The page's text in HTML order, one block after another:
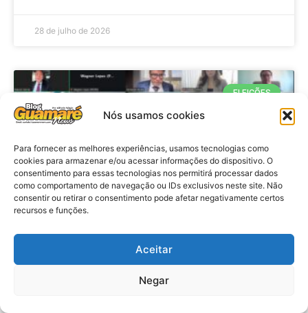
Nós usamos cookies
Para fornecer as melhores experiências, usamos tecnologias como
cookies para armazenar e/ou acessar informações do dispositivo. O
consentimento para essas tecnologias nos permitirá processar dados
como comportamento de navegação ou IDs exclusivos neste site. Não
consentir ou retirar o consentimento pode afetar negativamente certos
recursos e funções.
Aceitar
Negar
28 de julho de 2026
ELEIÇÕES
Eleições 2026: procuradores e
promotores eleitorais realizam
reunião de alinhamento no RN